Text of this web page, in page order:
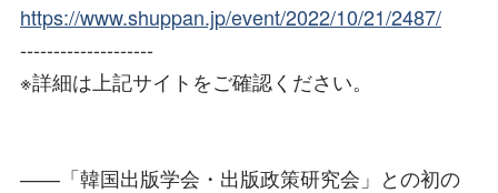
https://www.shuppan.jp/event/2022/10/21/2487/
--------------------
※詳細は上記サイトをご確認ください。
――「韓国出版学会・出版政策研究会」との初の